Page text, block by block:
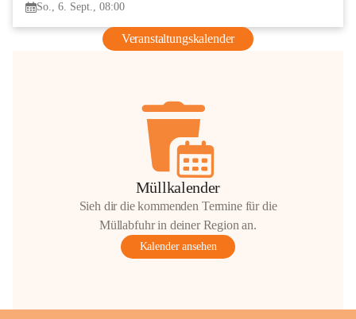
So., 6. Sept., 08:00
Veranstaltungskalender
Müllkalender
Sieh dir die kommenden Termine für die
Müllabfuhr in deiner Region an.
Kalender ansehen